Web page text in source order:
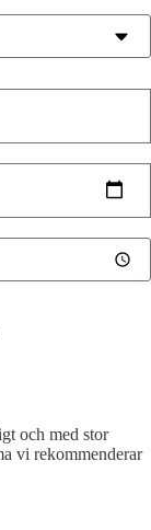
och med stor
vi rekommenderar